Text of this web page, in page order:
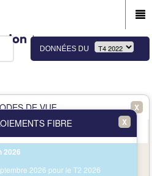
DONNÉES DU
DE VUE X
des immeubles et des communes
X
FIBRE
2026
2026 pour le T2 2026